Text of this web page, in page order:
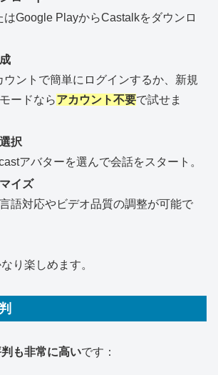
はGoogle PlayからCastalkをダウンロ
ウントで簡単にログインするか、新規
ードならアカウント不要で試せま
択
アバターを選んで会話をスタート。
イズ
語対応やビデオ品質の調整が可能で
り楽しめます。
も非常に高いです：